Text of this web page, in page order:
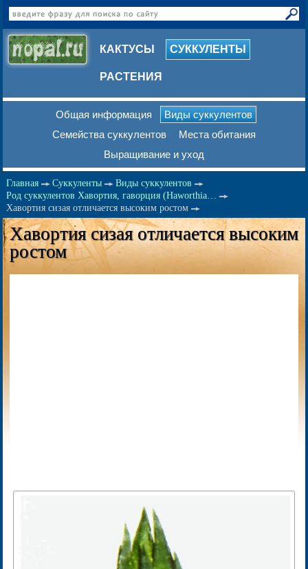
КАКТУСЫ СУККУЛЕНТЫ
РАСТЕНИЯ
Общая информация
Виды суккулентов
Семейства суккулентов
Места обитания
Выращивание и уход
Главная Суккуленты
Виды суккулентов
Род суккулентов Хавортия, гаворция (Haworthia…
Хавортия сизая отличается высоким ростом
Хавортия сизая отличается высоким
ростом